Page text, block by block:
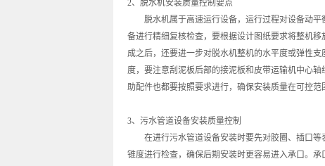
2、脱水机安装质量控制要点
脱水机属于高速运行设备，运行过程对设备动平
备进行精细复核检查，要根据设计图纸要求将整机
成之后，还要进一步对脱水机整机的水平度或弹性
度，要注意刮泥板后部的接泥板和皮带运输机中心
助配件也都要按照要求进行，确保安装质量在可控范
3、污水管道设备安装质量控制
在进行污水管道设备安装时要先对胶圈、插口等
锥度进行检查，确保后期安装时更容易进入承口。